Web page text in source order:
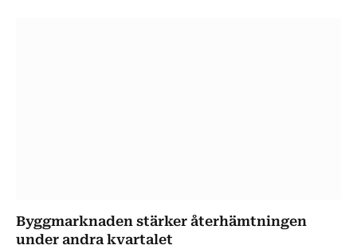
Byggmarknaden stärker återhämtningen
under andra kvartalet